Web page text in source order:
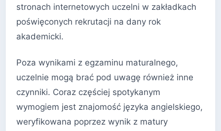
stronach internetowych uczelni w zakładkach
poświęconych rekrutacji na dany rok
akademicki.
Poza wynikami z egzaminu maturalnego,
uczelnie mogą brać pod uwagę również inne
czynniki. Coraz częściej spotykanym
wymogiem jest znajomość języka angielskiego,
weryfikowana poprzez wynik z matury